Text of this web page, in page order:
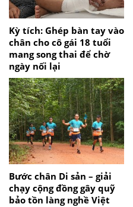
Kỳ tích: Ghép bàn tay vào
chân cho cô gái 18 tuổi
mang song thai để chờ
ngày nối lại
Bước chân Di sản – giải
chạy cộng đồng gây quỹ
bảo tồn làng nghề Việt